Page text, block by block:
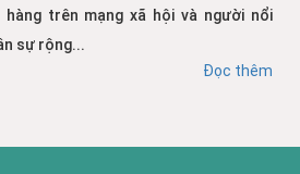
trên mạng xã hội và người nổi
sự rộng...
Đọc thêm